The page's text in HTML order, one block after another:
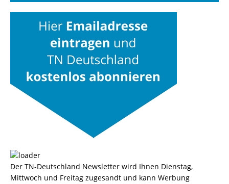
Der TN-Deutschland Newsletter wird Ihnen Dienstag,
Mittwoch und Freitag zugesandt und kann Werbung